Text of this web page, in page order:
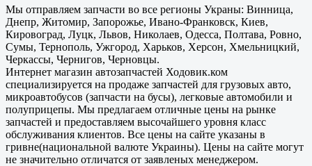
Мы отправляем запчасти во все регионы Украны: Винница,
Днепр, Житомир, Запорожье, Ивано-Франковск, Киев,
Кировоград, Луцк, Львов, Николаев, Одесса, Полтава, Ровно,
Сумы, Тернополь, Ужгород, Харьков, Херсон, Хмельницкий,
Черкассы, Чернигов, Черновцы.
Интернет магазин автозапчастей Ходовик.ком
специализируется на продаже запчастей для грузовых авто,
микроавтобусов (запчасти на бусы), легковые автомобили и
полуприцепы. Мы предлагаем отличные цены на рынке
запчастей и предоставляем высочайшего уровня класс
обслуживания клиентов. Все цены на сайте указаны в
гривне(национальной валюте Украины). Цены на сайте могут
не значительно отличатся от заявленых менеджером.